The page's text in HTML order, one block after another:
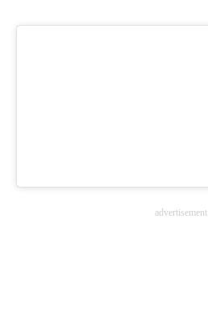
建設×テクノロジーの最前線
advertisement